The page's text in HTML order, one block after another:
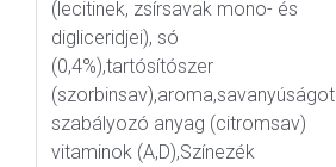
(lecitinek, zsírsavak mono- és
digliceridjei), só
(0,4%),tartósítószer
(szorbinsav),aroma,savanyúságot
szabályozó anyag (citromsav)
vitaminok (A,D),Színezék